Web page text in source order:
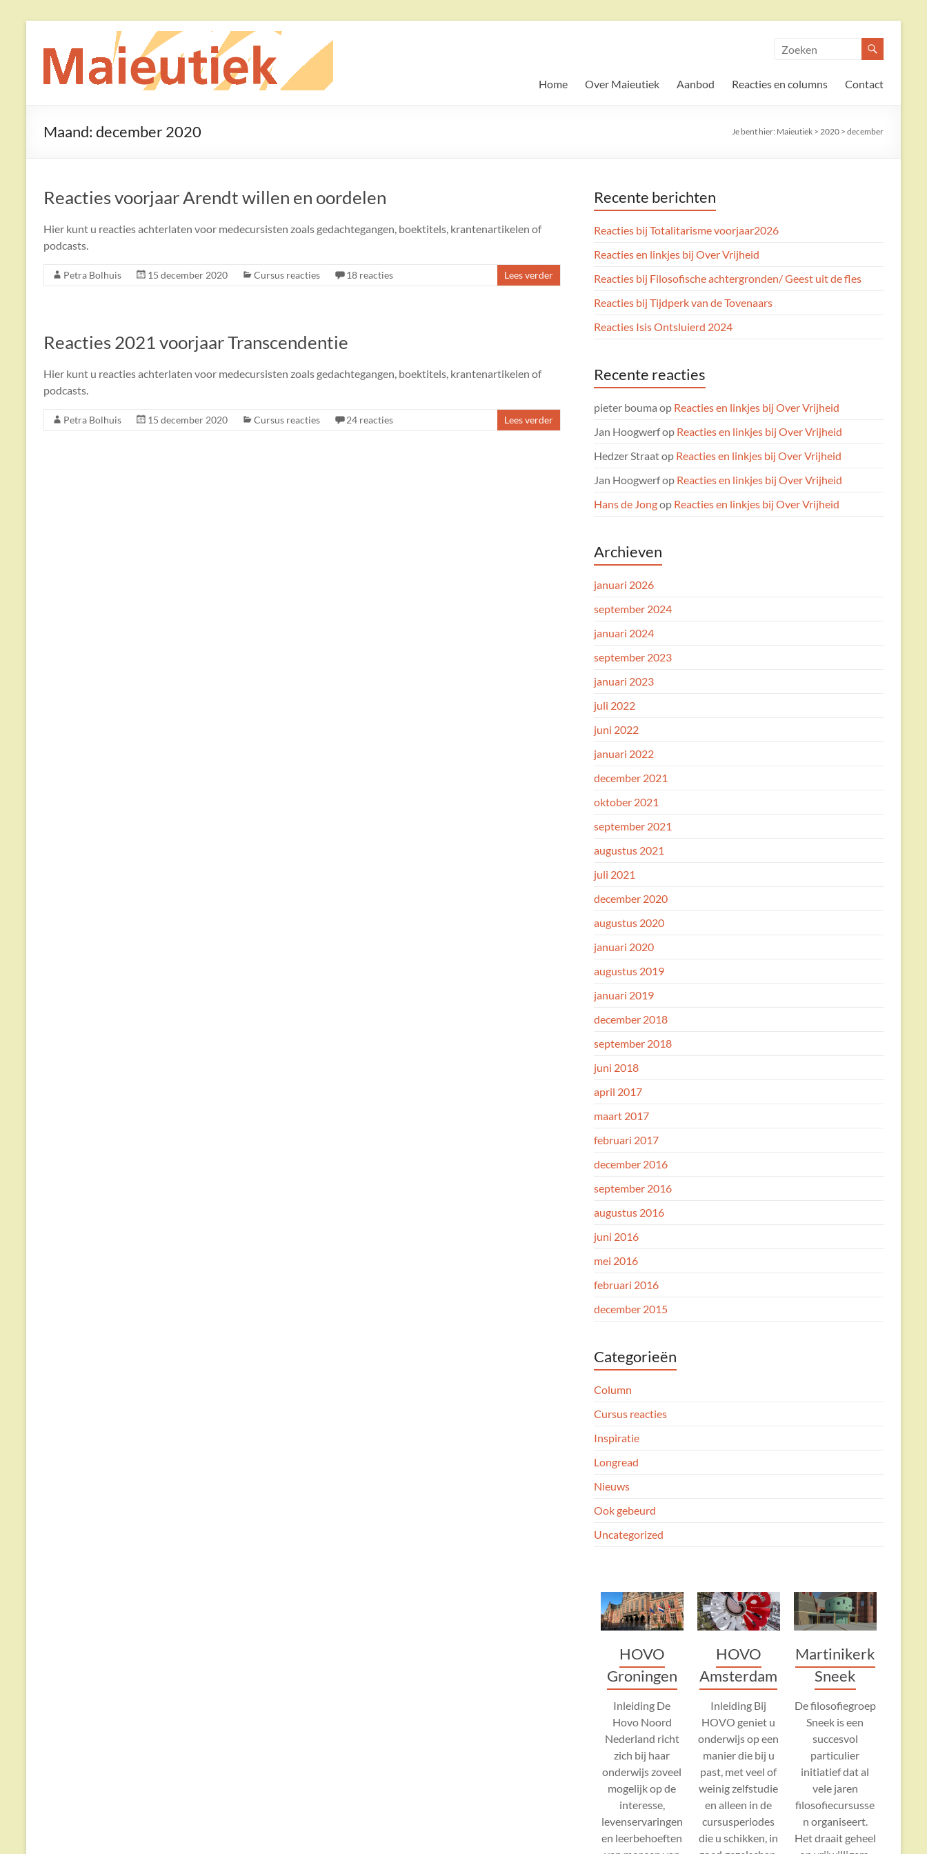
inhoud
Maieutiek
Filosofische
Home Over Maieutiek Aanbod Reacties en columns Contact
Maand: december 2020 Je bent hier: Maieutiek > 2020 > december
Reacties voorjaar Arendt willen en oordelen
Hier kunt u reacties achterlaten voor medecursisten zoals gedachtegangen, boektitels, krantenartikelen of
podcasts.
Petra Bolhuis 15 december 2020 Cursus reacties 18 reacties Lees verder
Reacties 2021 voorjaar Transcendentie
Hier kunt u reacties achterlaten voor medecursisten zoals gedachtegangen, boektitels, krantenartikelen of
podcasts.
Petra Bolhuis 15 december 2020 Cursus reacties 24 reacties Lees verder
Recente berichten
Reacties bij Totalitarisme voorjaar2026
Reacties en linkjes bij Over Vrijheid
Reacties bij Filosofische achtergronden/ Geest uit de fles
Reacties bij Tijdperk van de Tovenaars
Reacties Isis Ontsluierd 2024
Recente reacties
pieter bouma op Reacties en linkjes bij Over Vrijheid
Jan Hoogwerfop Reacties en linkjes bij Over Vrijheid
Hedzer Straatop Reacties en linkjes bij Over Vrijheid
Jan Hoogwerfop Reacties en linkjes bij Over Vrijheid
Hans de Jongop Reacties en linkjes bij Over Vrijheid
Archieven
januari 2026
september 2024
januari 2024
september 2023
januari 2023
juli 2022
juni 2022
januari 2022
december 2021
oktober 2021
september 2021
augustus 2021
juli 2021
december 2020
augustus 2020
januari 2020
augustus 2019
januari 2019
december 2018
september 2018
juni 2018
april 2017
maart 2017
februari 2017
december 2016
september 2016
augustus 2016
juni 2016
mei 2016
februari 2016
december 2015
Categorieën
Column
Cursus reacties
Inspiratie
Longread
Nieuws
Ook gebeurd
Uncategorized
HOVO
Groningen
Inleiding De
Hovo Noord
Nederland richt
zich bij haar
onderwijs zoveel
mogelijk op de
interesse,
levenservaringen
en leerbehoeften
HOVO
Amsterdam
Inleiding Bij
HOVO geniet u
onderwijs op een
manier die bij u
past, met veel of
weinig zelfstudie
en alleen in de
cursusperiodes
die u schikken, in
Martinikerk
Sneek
De filosofiegroep
Sneek is een
succesvol
particulier
initiatief dat al
vele jaren
filosofiecursusse
n organiseert.
Het draait geheel